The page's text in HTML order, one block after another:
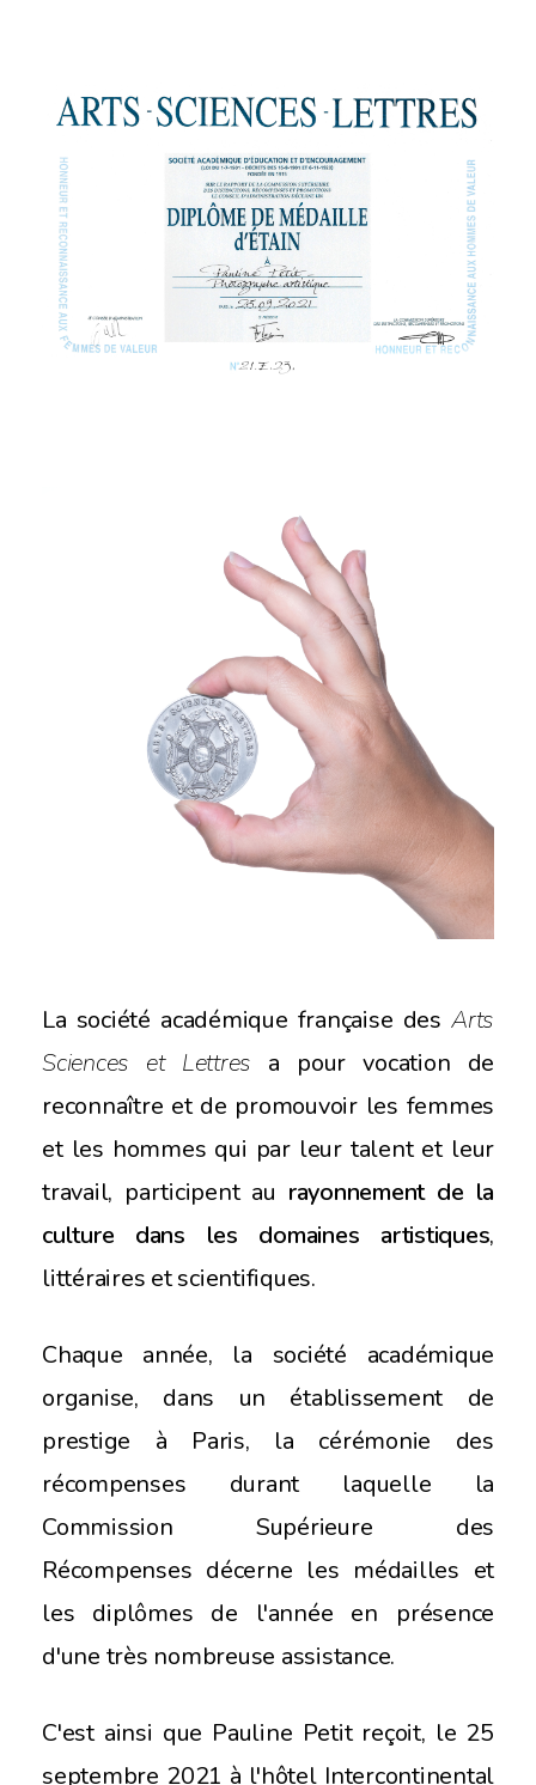
La société académique française des Arts
Sciences et Lettres a pour vocation de
reconnaître et de promouvoir les femmes
et les hommes qui par leur talent et leur
travail, participent au rayonnement de la
culture dans les domaines artistiques,
littéraires et scientifiques.
Chaque année, la société académique
organise, dans un établissement de
prestige à Paris, la cérémonie des
récompenses durant laquelle la
Commission Supérieure des
Récompenses décerne les médailles et
les diplômes de l'année en présence
d'une très nombreuse assistance.
C'est ainsi que Pauline Petit reçoit, le 25
septembre 2021 à l'hôtel Intercontinental